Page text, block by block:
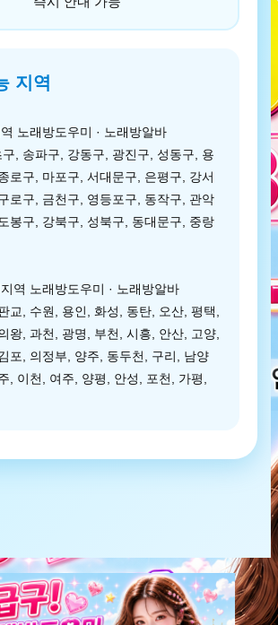
지역
노래방도우미 · 노래방알바
, 송파구, 강동구, 광진구, 성동구, 용
로구, 마포구, 서대문구, 은평구, 강서
로구, 금천구, 영등포구, 동작구, 관악
봉구, 강북구, 성북구, 동대문구, 중랑
역 노래방도우미 · 노래방알바
교, 수원, 용인, 화성, 동탄, 오산, 평택,
왕, 과천, 광명, 부천, 시흥, 안산, 고양,
포, 의정부, 양주, 동두천, 구리, 남양
, 이천, 여주, 양평, 안성, 포천, 가평,